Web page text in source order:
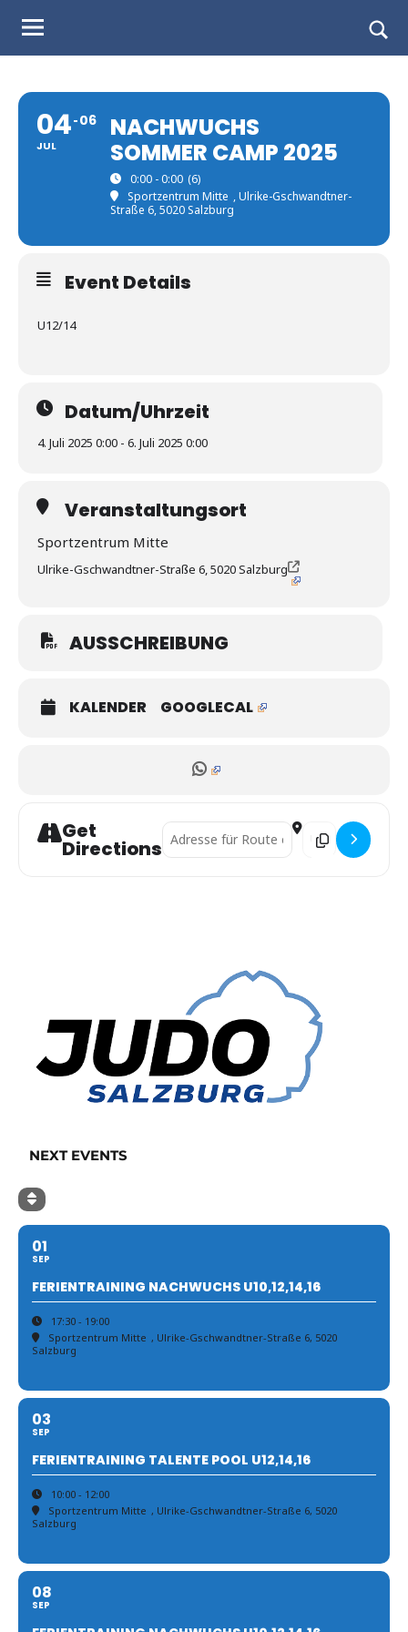
Judo
Landesverband
Salzburg
form
04
JUL
06
NACHWUCHS
SOMMER CAMP 2025
0:00 - 0:00 (6)
Sportzentrum Mitte , Ulrike-Gschwandtner-
Straße 6, 5020 Salzburg
Event Details
U12/14
Datum/Uhrzeit
4. Juli 2025 0:00 - 6. Juli 2025 0:00
Veranstaltungsort
Sportzentrum Mitte
Ulrike-Gschwandtner-Straße 6, 5020 Salzburg
AUSSCHREIBUNG
KALENDER GOOGLECAL
Get
Directions
Address - Nachwuchs Sommer Camp
Destination
NEXT EVENTS
01
SEP
FERIENTRAINING NACHWUCHS U10,12,14,16
17:30 - 19:00
Sportzentrum Mitte , Ulrike-Gschwandtner-Straße 6, 5020
Salzburg
03
SEP
FERIENTRAINING TALENTE POOL U12,14,16
10:00 - 12:00
Sportzentrum Mitte , Ulrike-Gschwandtner-Straße 6, 5020
Salzburg
08
SEP